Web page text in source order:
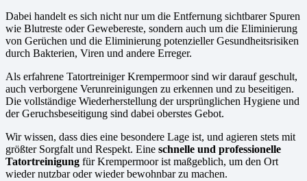
Dabei handelt es sich nicht nur um die Entfernung sichtbarer Spuren
wie Blutreste oder Gewebereste, sondern auch um die Eliminierung
von Gerüchen und die Eliminierung potenzieller Gesundheitsrisiken
durch Bakterien, Viren und andere Erreger.
Als erfahrene Tatortreiniger Krempermoor sind wir darauf geschult,
auch verborgene Verunreinigungen zu erkennen und zu beseitigen.
Die vollständige Wiederherstellung der ursprünglichen Hygiene und
der Geruchsbeseitigung sind dabei oberstes Gebot.
Wir wissen, dass dies eine besondere Lage ist, und agieren stets mit
größter Sorgfalt und Respekt. Eine schnelle und professionelle
Tatortreinigung für Krempermoor ist maßgeblich, um den Ort
wieder nutzbar oder wieder bewohnbar zu machen.